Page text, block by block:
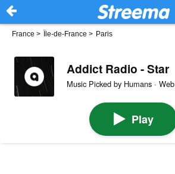
France > Île-de-France > Paris
Addict Radio - Star
Music Picked by Humans · Web
Play